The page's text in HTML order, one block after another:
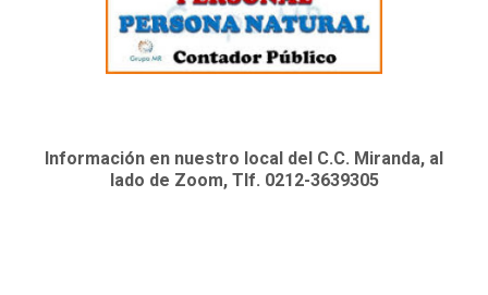
Información en nuestro local del C.C. Miranda, al
lado de Zoom, Tlf. 0212-3639305